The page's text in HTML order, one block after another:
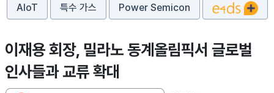
AIoT 특수 가스 Power Semicon
이재용 회장, 밀라노 동계올림픽서 글로벌
인사들과 교류 확대